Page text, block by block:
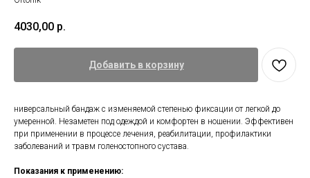
4030,00 р.
Добавить в корзину
ниверсальный бандаж с изменяемой степенью фиксации от легкой до
умеренной. Незаметен под одеждой и комфортен в ношении. Эффективен
при применении в процессе лечения, реабилитации, профилактики
заболеваний и травм голеностопного сустава.
Показания к применению: